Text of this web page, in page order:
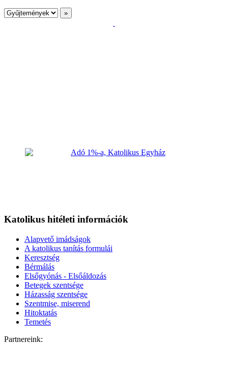
Katolikus hitéleti információk
Alapvető imádságok
A katolikus tanítás formulái
Keresztség
Bérmálás
Elsőgyónás - Elsőáldozás
Betegek szentsége
Házasság szentsége
Szentmise, miserend
Hitoktatás
Temetés
Partnereink: